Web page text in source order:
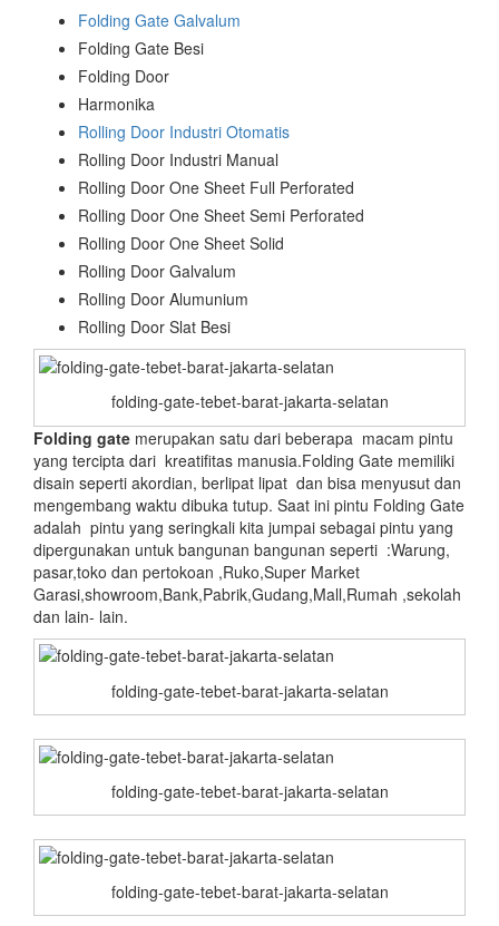
Folding Gate Galvalum
Folding Gate Besi
Folding Door
Harmonika
Rolling Door Industri Otomatis
Rolling Door Industri Manual
Rolling Door One Sheet Full Perforated
Rolling Door One Sheet Semi Perforated
Rolling Door One Sheet Solid
Rolling Door Galvalum
Rolling Door Alumunium
Rolling Door Slat Besi
folding-gate-tebet-barat-jakarta-selatan
Folding gate merupakan satu dari beberapa macam pintu
yang tercipta dari kreatifitas manusia.Folding Gate memiliki
disain seperti akordian, berlipat lipat dan bisa menyusut dan
mengembang waktu dibuka tutup. Saat ini pintu Folding Gate
adalah pintu yang seringkali kita jumpai sebagai pintu yang
dipergunakan untuk bangunan bangunan seperti :Warung,
pasar,toko dan pertokoan ,Ruko,Super Market
Garasi,showroom,Bank,Pabrik,Gudang,Mall,Rumah ,sekolah
dan lain- lain.
folding-gate-tebet-barat-jakarta-selatan
folding-gate-tebet-barat-jakarta-selatan
folding-gate-tebet-barat-jakarta-selatan